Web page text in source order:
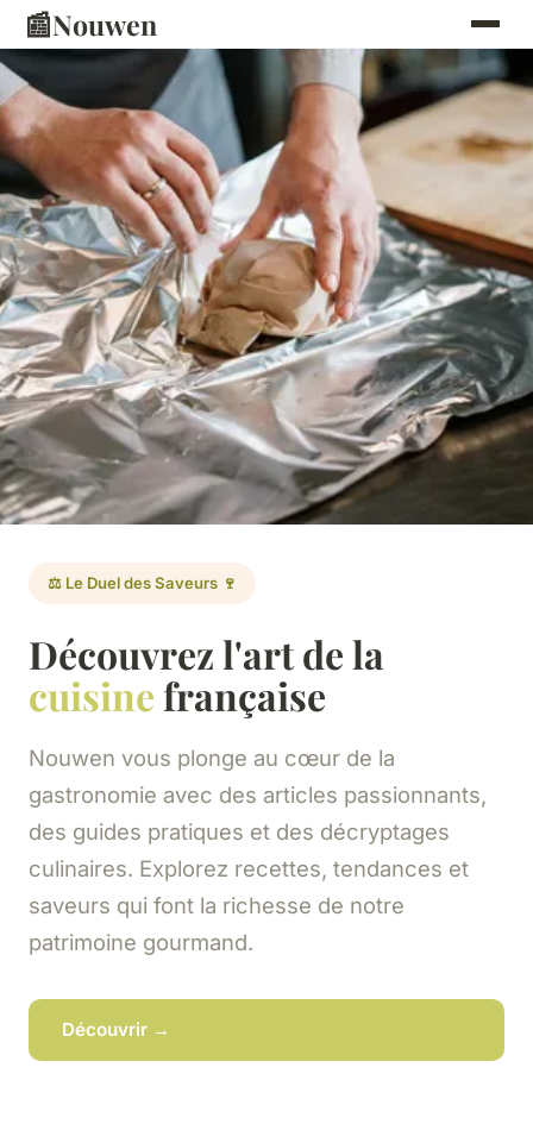
📰Nouwen
⚖️ Le Duel des Saveurs 🍷
Découvrez l'art de la
cuisinefrançaise
Nouwen vous plonge au cœur de la
gastronomie avec des articles passionnants,
des guides pratiques et des décryptages
culinaires. Explorez recettes, tendances et
saveurs qui font la richesse de notre
patrimoine gourmand.
Découvrir →